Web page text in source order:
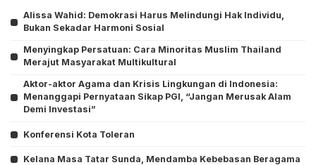
Alissa Wahid: Demokrasi Harus Melindungi Hak Individu,
Bukan Sekadar Harmoni Sosial
Menyingkap Persatuan: Cara Minoritas Muslim Thailand
Merajut Masyarakat Multikultural
Aktor-aktor Agama dan Krisis Lingkungan di Indonesia:
Menanggapi Pernyataan Sikap PGI, “Jangan Merusak Alam
Demi Investasi”
Konferensi Kota Toleran
Kelana Masa Tatar Sunda, Mendamba Kebebasan Beragama